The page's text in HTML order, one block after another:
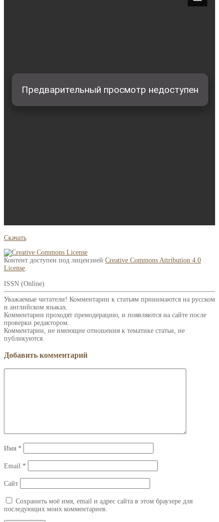
Скачать
Контент доступен под лицензией Creative Commons Attribution 4.0
License
ISSN (Online)
Уважаемые читатели! Комментарии к статьям принимаются на русском
и английском языках.
Комментарии проходят премодерацию, и появляются на сайте после
проверки редактором.
Комментарии, не имеющие отношения к тематике статьи, не
публикуются.
Добавить комментарий
Имя *
Email *
Сайт
Сохранить моё имя, email и адрес сайта в этом браузере для
последующих моих комментариев.